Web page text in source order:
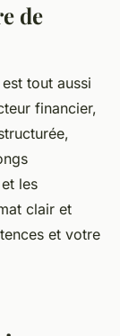
de
tout aussi
financier,
les
clair et
et votre